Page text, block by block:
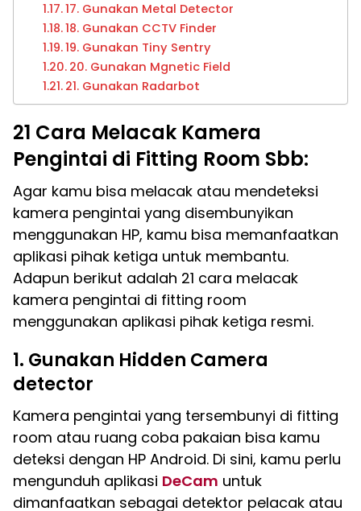
17. Gunakan Metal Detector
18. Gunakan CCTV Finder
19. Gunakan Tiny Sentry
20. Gunakan Mgnetic Field
21. Gunakan Radarbot
21 Cara Melacak Kamera
Pengintai di Fitting Room Sbb:
Agar kamu bisa melacak atau mendeteksi
kamera pengintai yang disembunyikan
menggunakan HP, kamu bisa memanfaatkan
aplikasi pihak ketiga untuk membantu.
Adapun berikut adalah 21 cara melacak
kamera pengintai di fitting room
menggunakan aplikasi pihak ketiga resmi.
1. Gunakan Hidden Camera
detector
Kamera pengintai yang tersembunyi di fitting
room atau ruang coba pakaian bisa kamu
deteksi dengan HP Android. Di sini, kamu perlu
mengunduh aplikasi DeCam untuk
dimanfaatkan sebagai detektor pelacak atau